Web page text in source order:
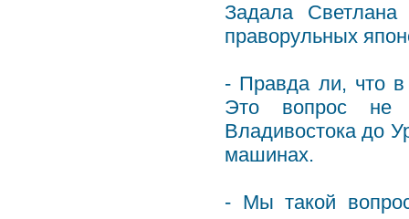
Задала
праворульных
- Правда ли, что
Это вопрос не
Владивостока до
машинах.
- Мы такой